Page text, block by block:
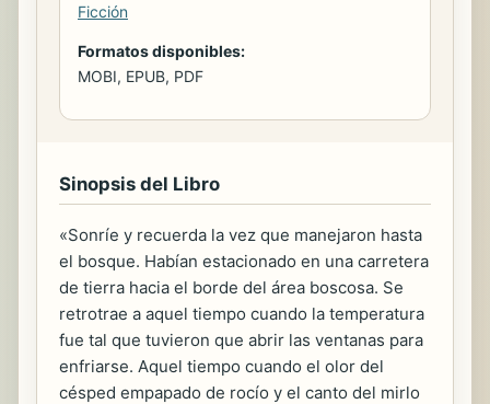
Ficción
Formatos disponibles:
MOBI, EPUB, PDF
Sinopsis del Libro
«Sonríe y recuerda la vez que manejaron hasta
el bosque. Habían estacionado en una carretera
de tierra hacia el borde del área boscosa. Se
retrotrae a aquel tiempo cuando la temperatura
fue tal que tuvieron que abrir las ventanas para
enfriarse. Aquel tiempo cuando el olor del
césped empapado de rocío y el canto del mirlo